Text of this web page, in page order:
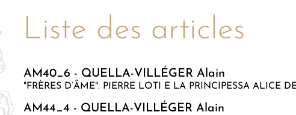
Liste des articles
AM40_6 - QUELLA-VILLÉGER Alain
"FRÈRES D’ÂME". PIERRE LOTI E LA PRINCIPESSA ALICE
AM44_4 - QUELLA-VILLÉGER Alain